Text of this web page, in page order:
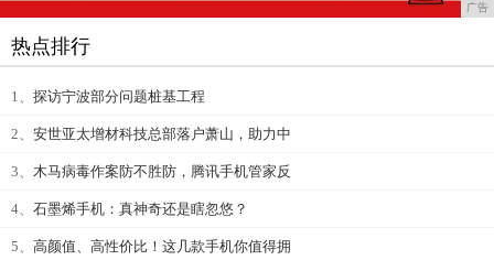
广告
热点排行
1、 探访宁波部分问题桩基工程
2、 安世亚太增材科技总部落户萧山，助力中
3、 木马病毒作案防不胜防，腾讯手机管家反
4、 石墨烯手机：真神奇还是瞎忽悠？
5、 高颜值、高性价比！这几款手机你值得拥